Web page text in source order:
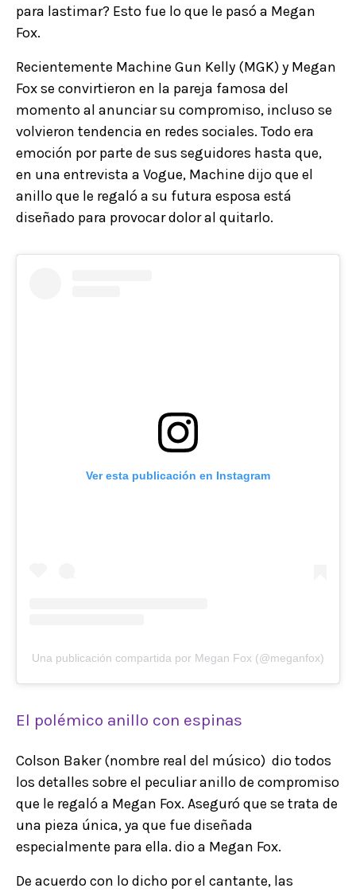
para lastimar? Esto fue lo que le pasó a Megan
Fox.
Recientemente Machine Gun Kelly (MGK) y Megan
Fox se convirtieron en la pareja famosa del
momento al anunciar su compromiso, incluso se
volvieron tendencia en redes sociales. Todo era
emoción por parte de sus seguidores hasta que,
en una entrevista a Vogue, Machine dijo que el
anillo que le regaló a su futura esposa está
diseñado para provocar dolor al quitarlo.
Ver esta publicación en Instagram
Una publicación compartida por Megan Fox (@meganfox)
El polémico anillo con espinas
Colson Baker (nombre real del músico) dio todos
los detalles sobre el peculiar anillo de compromiso
que le regaló a Megan Fox. Aseguró que se trata de
una pieza única, ya que fue diseñada
especialmente para ella. dio a Megan Fox.
De acuerdo con lo dicho por el cantante, las